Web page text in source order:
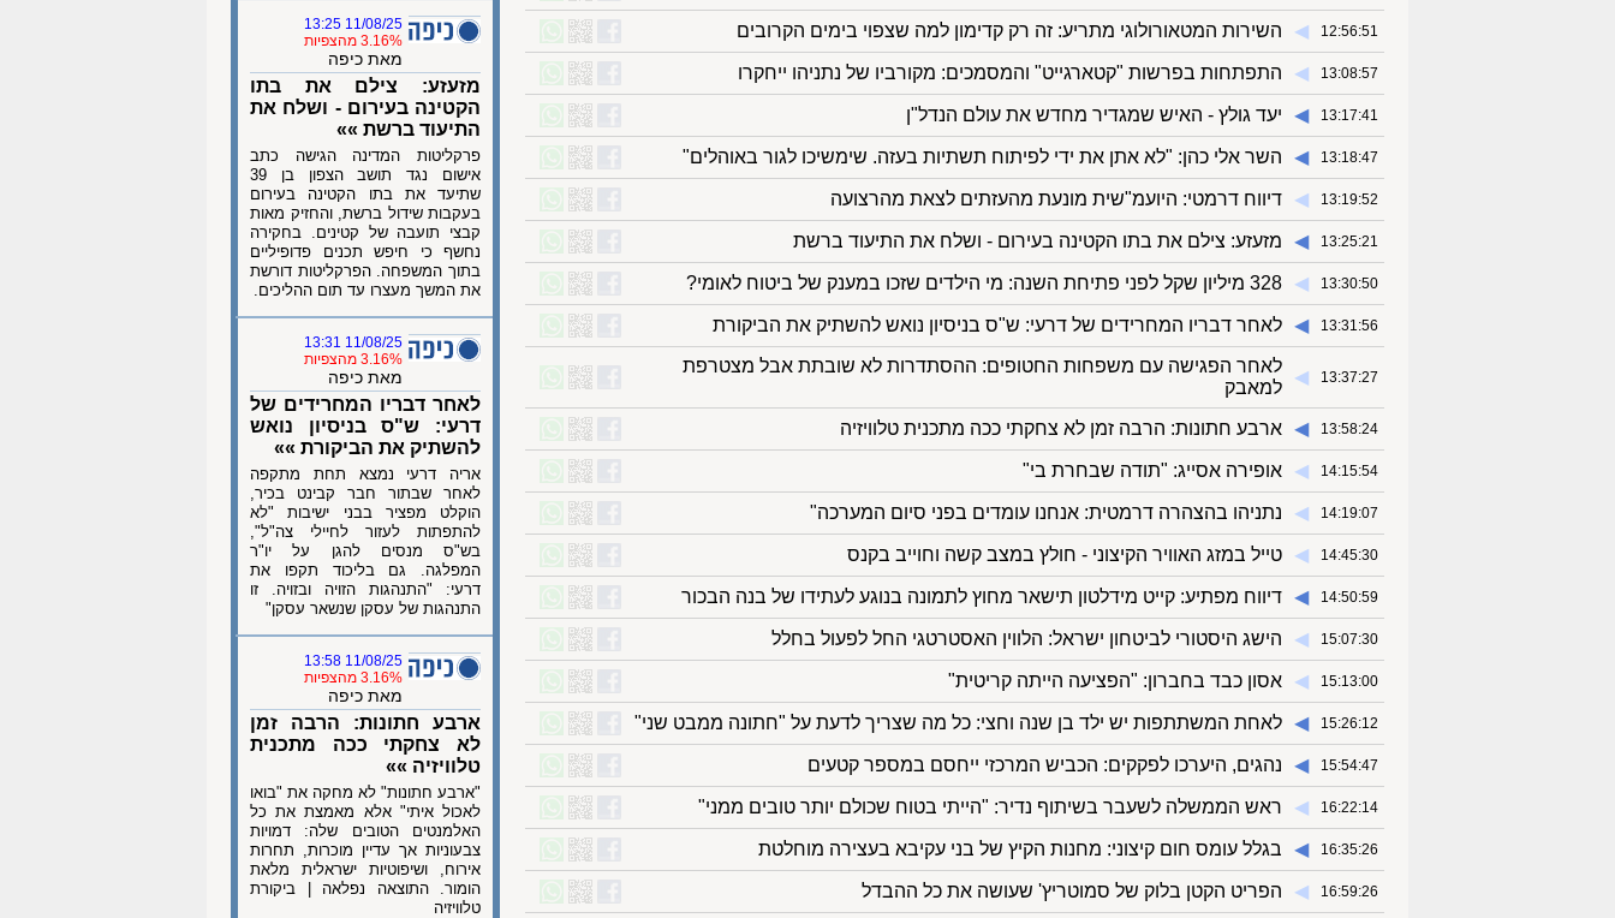
12:56:51
◀︎ השירות המטאורולוגי מתריע: זה רק קדימון למה שצפוי בימים הקרובים
13:08:57
◀︎ התפתחות בפרשות "קטארגייט" והמסמכים: מקורביו של נתניהו ייחקרו
13:17:41
◀︎ יעד גולץ - האיש שמגדיר מחדש את עולם הנדל"ן
13:18:47
◀︎ השר אלי כהן: "לא אתן את ידי לפיתוח תשתיות בעזה. שימשיכו לגור באוהלים"
13:19:52
◀︎ דיווח דרמטי: היועמ"שית מונעת מהעזתים לצאת מהרצועה
13:25:21
◀︎ מזעזע: צילם את בתו הקטינה בעירום - ושלח את התיעוד ברשת
13:30:50
◀︎ 328 מיליון שקל לפני פתיחת השנה: מי הילדים שזכו במענק של ביטוח לאומי?
13:31:56
◀︎ לאחר דבריו המחרידים של דרעי: ש"ס בניסיון נואש להשתיק את הביקורת
13:37:27
◀︎
לאחר הפגישה עם משפחות החטופים: ההסתדרות לא שובתת אבל מצטרפת
למאבק
13:58:24
◀︎ ארבע חתונות: הרבה זמן לא צחקתי ככה מתכנית טלוויזיה
14:15:54
◀︎ אופירה אסייג: "תודה שבחרת בי"
14:19:07
◀︎ נתניהו בהצהרה דרמטית: אנחנו עומדים בפני סיום המערכה"
14:45:30
◀︎ טייל במזג האוויר הקיצוני - חולץ במצב קשה וחוייב בקנס
14:50:59
◀︎ דיווח מפתיע: קייט מידלטון תישאר מחוץ לתמונה בנוגע לעתידו של בנה הבכור
15:07:30
◀︎ הישג היסטורי לביטחון ישראל: הלווין האסטרטגי החל לפעול בחלל
15:13:00
◀︎ אסון כבד בחברון: "הפציעה הייתה קריטית"
15:26:12
◀︎ לאחת המשתתפות יש ילד בן שנה וחצי: כל מה שצריך לדעת על "חתונה ממבט שני"
15:54:47
◀︎ נהגים, היערכו לפקקים: הכביש המרכזי ייחסם במספר קטעים
16:22:14
◀︎ ראש הממשלה לשעבר בשיתוף נדיר: "הייתי בטוח שכולם יותר טובים ממני"
16:35:26
◀︎ בגלל עומס חום קיצוני: מחנות הקיץ של בני עקיבא בעצירה מוחלטת
16:59:26
◀︎ הפריט הקטן בלוק של סמוטריץ' שעושה את כל ההבדל
11/08/25 13:25
3.16% מהצפיות
מאת כיפה
מזעזע: צילם את בתו
הקטינה בעירום - ושלח את
התיעוד ברשת »»
פרקליטות המדינה הגישה כתב
אישום נגד תושב הצפון בן 39
שתיעד את בתו הקטינה בעירום
בעקבות שידול ברשת, והחזיק מאות
קבצי תועבה של קטינים. בחקירה
נחשף כי חיפש תכנים פדופיליים
בתוך המשפחה. הפרקליטות דורשת
את המשך מעצרו עד תום ההליכים.
11/08/25 13:31
3.16% מהצפיות
מאת כיפה
לאחר דבריו המחרידים של
דרעי: ש"ס בניסיון נואש
להשתיק את הביקורת »»
אריה דרעי נמצא תחת מתקפה
לאחר שבתור חבר קבינט בכיר,
הוקלט מפציר בבני ישיבות "לא
להתפתות לעזור לחיילי צה"ל",
בש"ס מנסים להגן על יו"ר
המפלגה. גם בליכוד תקפו את
דרעי: "התנהגות הזויה ובזויה. זו
התנהגות של עסקן שנשאר עסקן"
11/08/25 13:58
3.16% מהצפיות
מאת כיפה
ארבע חתונות: הרבה זמן
לא צחקתי ככה מתכנית
טלוויזיה »»
"ארבע חתונות" לא מחקה את "בואו
לאכול איתי" אלא מאמצת את כל
האלמנטים הטובים שלה: דמויות
צבעוניות אך עדיין מוכרות, תחרות
אירוח, ושיפוטיות ישראלית מלאת
הומור. התוצאה נפלאה | ביקורת
טלוויזיה